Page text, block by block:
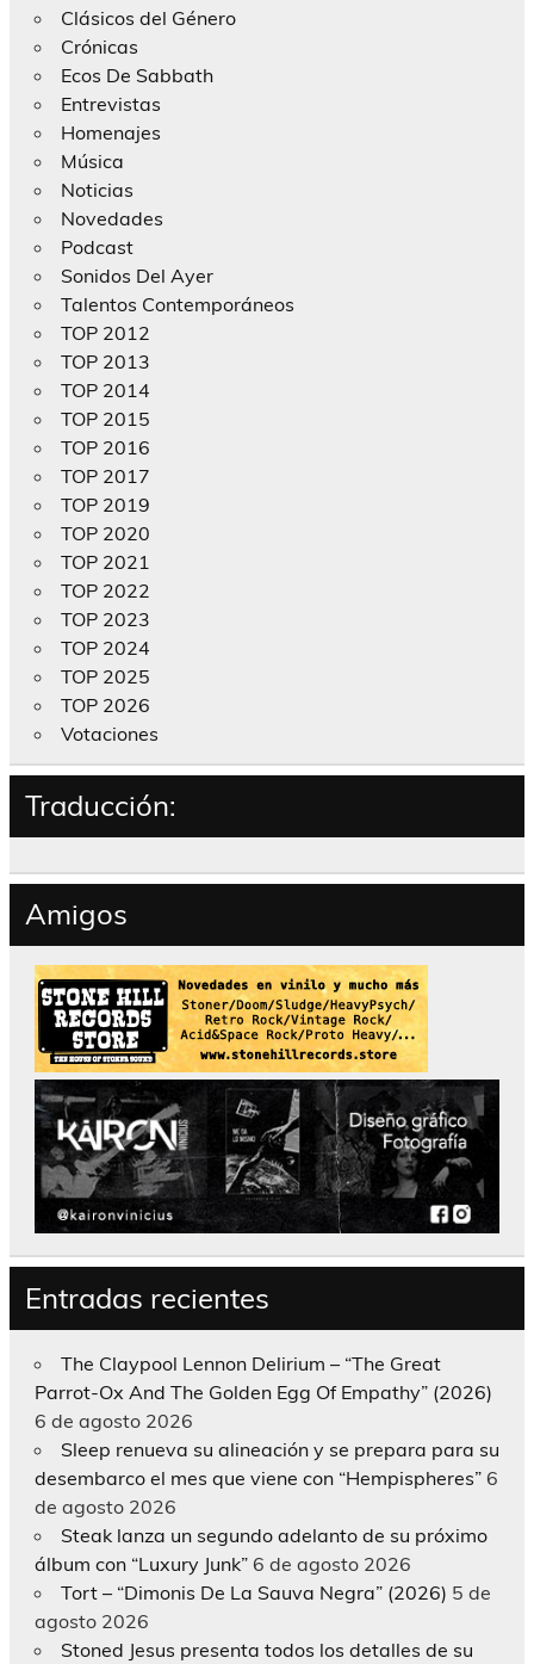
Clásicos del Género
Crónicas
Ecos De Sabbath
Entrevistas
Homenajes
Música
Noticias
Novedades
Podcast
Sonidos Del Ayer
Talentos Contemporáneos
TOP 2012
TOP 2013
TOP 2014
TOP 2015
TOP 2016
TOP 2017
TOP 2019
TOP 2020
TOP 2021
TOP 2022
TOP 2023
TOP 2024
TOP 2025
TOP 2026
Votaciones
Traducción:
Amigos
Entradas recientes
The Claypool Lennon Delirium – “The Great
Parrot-Ox And The Golden Egg Of Empathy” (2026)
6 de agosto 2026
Sleep renueva su alineación y se prepara para su
desembarco el mes que viene con “Hempispheres” 6
de agosto 2026
Steak lanza un segundo adelanto de su próximo
álbum con “Luxury Junk” 6 de agosto 2026
Tort – “Dimonis De La Sauva Negra” (2026) 5 de
agosto 2026
Stoned Jesus presenta todos los detalles de su